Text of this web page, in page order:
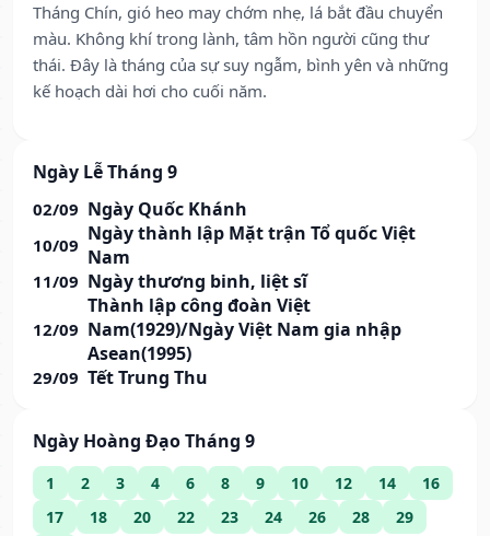
Tháng Chín, gió heo may chớm nhẹ, lá bắt đầu chuyển
màu. Không khí trong lành, tâm hồn người cũng thư
thái. Đây là tháng của sự suy ngẫm, bình yên và những
kế hoạch dài hơi cho cuối năm.
Ngày Lễ Tháng 9
02/09 Ngày Quốc Khánh
10/09 Ngày thành lập Mặt trận Tổ quốc Việt
Nam
11/09 Ngày thương binh, liệt sĩ
12/09
Thành lập công đoàn Việt
Nam(1929)/Ngày Việt Nam gia nhập
Asean(1995)
29/09 Tết Trung Thu
Ngày Hoàng Đạo Tháng 9
1 2 3 4 6 8 9 10 12 14
16
17
18 20 22 23 24 26 28
29